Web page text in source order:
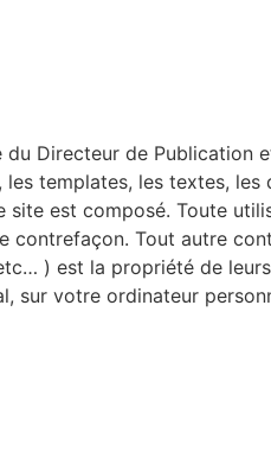
Directeur de Publication
templates, les textes, les
site est composé. Toute
contrefaçon. Tout autre
) est la propriété de
votre ordinateur